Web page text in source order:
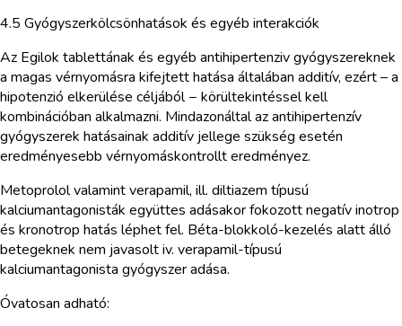
4.5 Gyógyszerkölcsönhatások és egyéb interakciók
Az Egilok tablettának és egyéb antihipertenziv gyógyszereknek
a magas vérnyomásra kifejtett hatása általában additív, ezért – a
hipotenzió elkerülése céljából − körültekintéssel kell
kombinációban alkalmazni. Mindazonáltal az antihipertenzív
gyógyszerek hatásainak additív jellege szükség esetén
eredményesebb vérnyomáskontrollt eredményez.
Metoprolol valamint verapamil, ill. diltiazem típusú
kalciumantagonisták együttes adásakor fokozott negatív inotrop
és kronotrop hatás léphet fel. Béta-blokkoló-kezelés alatt álló
betegeknek nem javasolt iv. verapamil-típusú
kalciumantagonista gyógyszer adása.
Óvatosan adható: